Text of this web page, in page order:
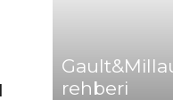
rehberi